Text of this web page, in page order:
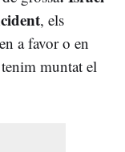
, els
a favor o en
muntat el